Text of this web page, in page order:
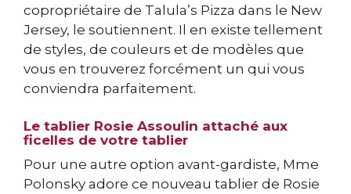
copropriétaire de Talula’s Pizza dans le New
Jersey, le soutiennent. Il en existe tellement
de styles, de couleurs et de modèles que
vous en trouverez forcément un qui vous
conviendra parfaitement.
Le tablier Rosie Assoulin attaché aux
ficelles de votre tablier
Pour une autre option avant-gardiste, Mme
Polonsky adore ce nouveau tablier de Rosie